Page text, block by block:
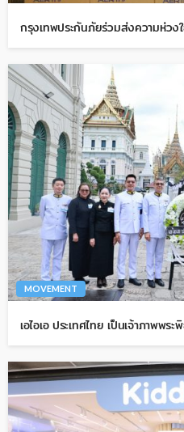
กรุงเทพประกันภัยร่วมส่งความห่วง
MOVEMENT
เอไอเอ ประเทศไทย เป็นเจ้าภาพพ